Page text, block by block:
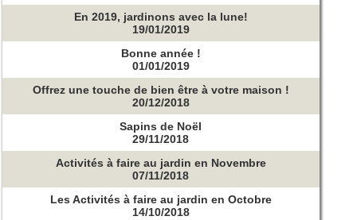
En 2019, jardinons avec la lune!
19/01/2019
Bonne année !
01/01/2019
Offrez une touche de bien être à votre maison !
20/12/2018
Sapins de Noël
29/11/2018
Activités à faire au jardin en Novembre
07/11/2018
Les Activités à faire au jardin en Octobre
14/10/2018